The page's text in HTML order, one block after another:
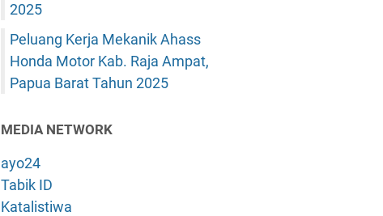
2025
Peluang Kerja Mekanik Ahass
Honda Motor Kab. Raja Ampat,
Papua Barat Tahun 2025
MEDIA NETWORK
ayo24
Tabik ID
Katalistiwa